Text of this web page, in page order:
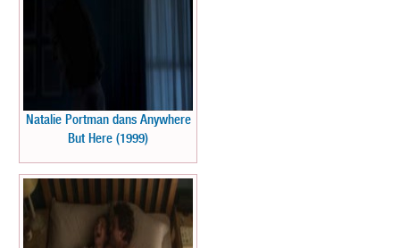
Natalie Portman dans Anywhere
But Here (1999)